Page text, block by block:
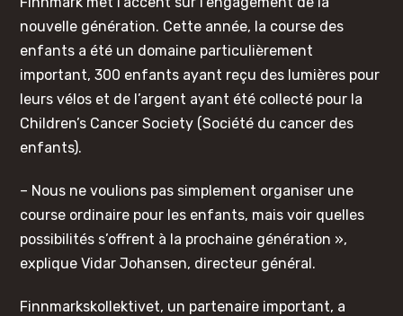
nouvelle génération. Cette année, la course des
enfants a été un domaine particulièrement
important, 300 enfants ayant reçu des lumières pour
leurs vélos et de l’argent ayant été collecté pour la
Children’s Cancer Society (Société du cancer des
enfants).
– Nous ne voulions pas simplement organiser une
course ordinaire pour les enfants, mais voir quelles
possibilités s’offrent à la prochaine génération »,
explique Vidar Johansen, directeur général.
Finnmarkskollektivet, un partenaire important, a